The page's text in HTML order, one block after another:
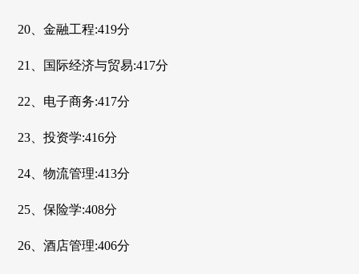
20、金融工程:419分
21、国际经济与贸易:417分
22、电子商务:417分
23、投资学:416分
24、物流管理:413分
25、保险学:408分
26、酒店管理:406分